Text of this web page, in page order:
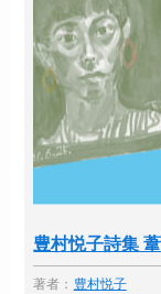
豊村悦子詩集
著者： 豊村悦子